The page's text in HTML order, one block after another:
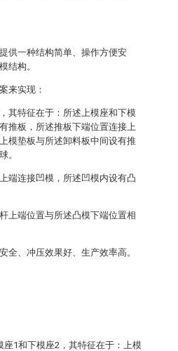
供一种结构简单、操作方便安
结构。
来实现：
其特征在于：所述上模座和下模
推板，所述推板下端位置连接上
模垫板与所述卸料板中间设有推
。
端连接凹模，所述凹模内设有凸
上端位置与所述凸模下端位置相
全、冲压效果好、生产效率高。
1和下模座2，其特征在于：上模